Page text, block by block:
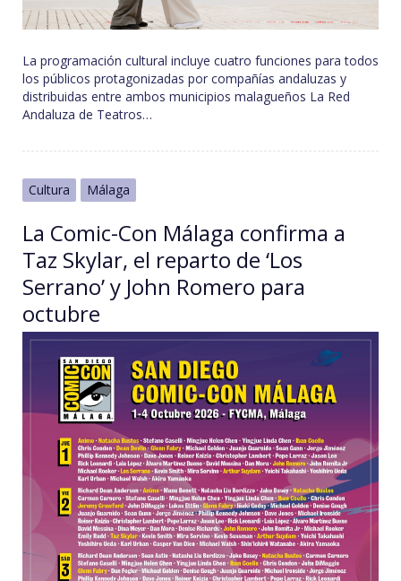
La programación cultural incluye cuatro funciones para todos
los públicos protagonizadas por compañías andaluzas y
distribuidas entre ambos municipios malagueños La Red
Andaluza de Teatros…
Cultura Málaga
La Comic-Con Málaga confirma a
Taz Skylar, el reparto de ‘Los
Serrano’ y John Romero para
octubre